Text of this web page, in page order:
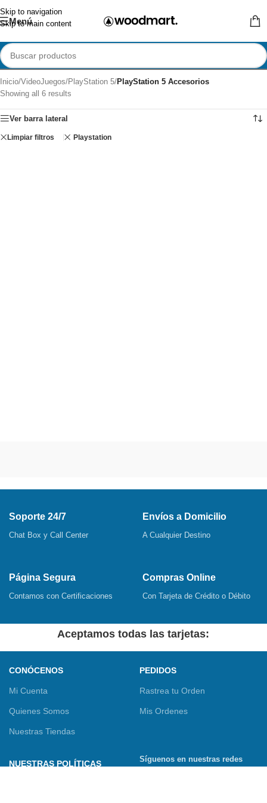
Skip to navigation
Skip to main content
Menú
Inicio/VideoJuegos/PlayStation 5/PlayStation 5 Accesorios
Showing all 6 results
Ver barra lateral
Limpiar filtros Playstation
Soporte 24/7
Chat Box y Call Center
Envíos a Domicilio
A Cualquier Destino
Página Segura
Contamos con Certificaciones
Compras Online
Con Tarjeta de Crédito o Débito
Aceptamos todas las tarjetas:
CONÓCENOS
Mi Cuenta
Quienes Somos
Nuestras Tiendas
PEDIDOS
Rastrea tu Orden
Mis Ordenes
NUESTRAS POLÍTICAS
Síguenos en nuestras redes